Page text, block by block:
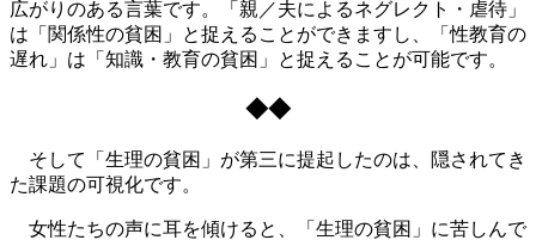
広がりのある言葉です。「親／夫によるネグレクト・虐待」
は「関係性の貧困」と捉えることができますし、「性教育の
遅れ」は「知識・教育の貧困」と捉えることが可能です。
◆◆
そして「生理の貧困」が第三に提起したのは、隠されてき
た課題の可視化です。
女性たちの声に耳を傾けると、「生理の貧困」に苦しんで